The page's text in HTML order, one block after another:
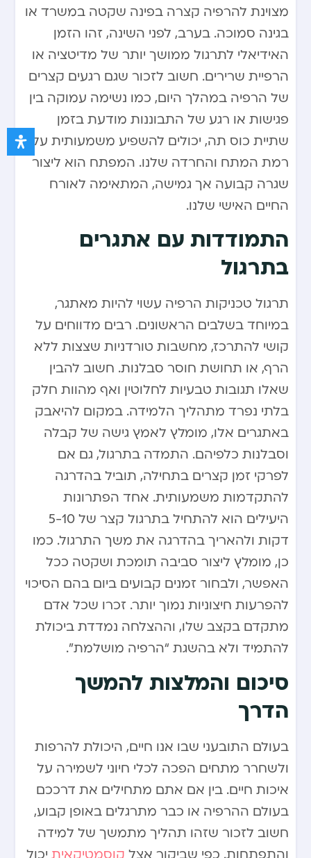
מצוינת להרפיה קצרה בפינה שקטה במשרד או
בגינה סמוכה. בערב, לפני השינה, זהו הזמן
האידיאלי לתרגול ממושך יותר של מדיטציה או
הרפיית שרירים. חשוב לזכור שגם רגעים קצרים
של הרפיה במהלך היום, כמו נשימה עמוקה בין
פגישות או רגע של התבוננות מודעת בזמן
שתיית כוס תה, יכולים להשפיע משמעותית על
רמת המתח והחרדה שלנו. המפתח הוא ליצור
שגרה קבועה אך גמישה, המתאימה לאורח
החיים האישי שלנו.
התמודדות עם אתגרים
בתרגול
תרגול טכניקות הרפיה עשוי להיות מאתגר,
במיוחד בשלבים הראשונים. רבים מדווחים על
קושי להתרכז, מחשבות טורדניות שצצות ללא
הרף, או תחושת חוסר סבלנות. חשוב להבין
שאלו תגובות טבעיות לחלוטין ואף מהוות חלק
בלתי נפרד מתהליך הלמידה. במקום להיאבק
באתגרים אלו, מומלץ לאמץ גישה של קבלה
וסבלנות כלפיהם. התמדה בתרגול, גם אם
לפרקי זמן קצרים בתחילה, תוביל בהדרגה
להתקדמות משמעותית. אחד הפתרונות
היעילים הוא להתחיל בתרגול קצר של 5-10
דקות ולהאריך בהדרגה את משך התרגול. כמו
כן, מומלץ ליצור סביבה תומכת ושקטה ככל
האפשר, ולבחור זמנים קבועים ביום בהם הסיכוי
להפרעות חיצוניות נמוך יותר. זכרו שכל אדם
מתקדם בקצב שלו, וההצלחה נמדדת ביכולת
להתמיד ולא בהשגת “הרפיה מושלמת”.
סיכום והמלצות להמשך
הדרך
בעולם התובעני שבו אנו חיים, היכולת להרפות
ולשחרר מתחים הפכה לכלי חיוני לשמירה על
איכות חיים. בין אם אתם מתחילים את דרככם
בעולם ההרפיה או כבר מתרגלים באופן קבוע,
חשוב לזכור שזהו תהליך מתמשך של למידה